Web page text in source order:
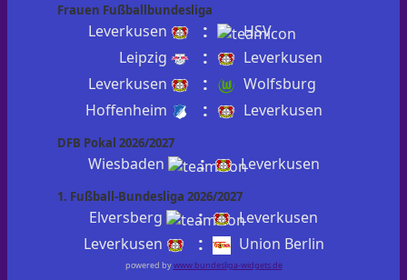
Frauen Fußballbundesliga
Leverkusen :
HSV
Leipzig
:
Leverkusen
Leverkusen
:
Wolfsburg
Hoffenheim
: Leverkusen
DFB Pokal 2026/2027
Wiesbaden : Leverkusen
1. Fußball-Bundesliga 2026/2027
Elversberg :
Leverkusen
Leverkusen
: Union Berlin
powered bywww.bundesliga-widgets.de